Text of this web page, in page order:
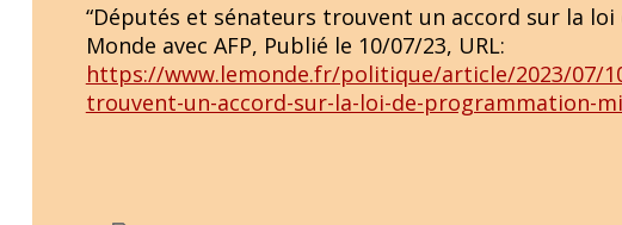
“Députés et sénateurs trouvent un accord sur la
Monde avec AFP, Publié le 10/07/23, URL:
https://www.lemonde.fr/politique/article/2023/07/
trouvent-un-accord-sur-la-loi-de-programmation-